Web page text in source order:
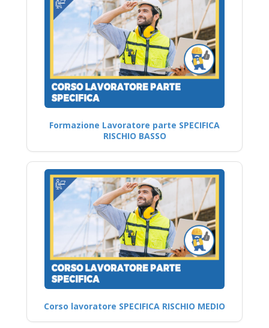
Formazione Lavoratore parte SPECIFICA
RISCHIO BASSO
Corso lavoratore SPECIFICA RISCHIO MEDIO